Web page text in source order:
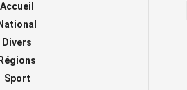
Accueil
National
Divers
Régions
Sport